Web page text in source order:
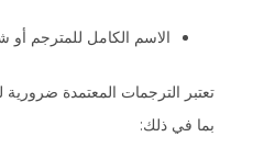
الاسم الكامل للمترجم أو
تعتبر الترجمات المعتمدة
بما في ذلك: